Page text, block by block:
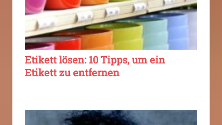
Etikett lösen: 10 Tipps, um ein
Etikett zu entfernen